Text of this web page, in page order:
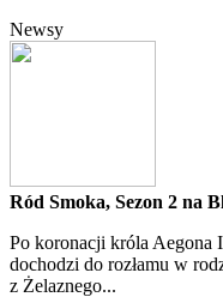
Newsy
Ród Smoka, Sezon 2 na
Po koronacji króla Aegona
dochodzi do rozłamu w
z Żelaznego...